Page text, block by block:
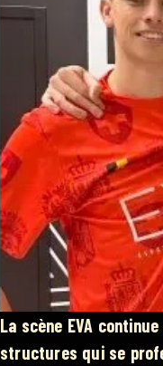
La scène EVA
structures qui se